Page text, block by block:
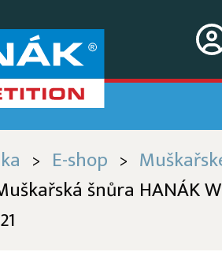
> E-shop >
šnůra HANÁK